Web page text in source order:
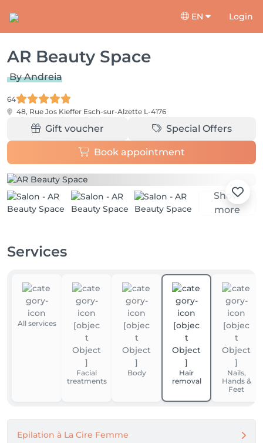
EN Login
AR Beauty Space
By Andreia
64
48, Rue Jos Kieffer Esch-sur-Alzette L-4176
Gift voucher Special Offers
Book appointment
Show
more
Services
All services
Facial
treatments
Body
Hair
removal
Nails,
Hands &
Feet
Epilation à La Cire Femme